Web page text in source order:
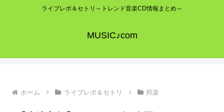
ライブレポ＆セトリ～トレンド音楽CD情報まとめ～
MUSIC♪com
ホーム ライブレポ＆セトリ 邦楽